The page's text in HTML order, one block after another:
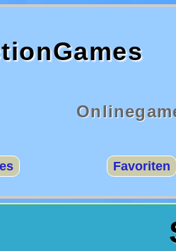
Favoriten